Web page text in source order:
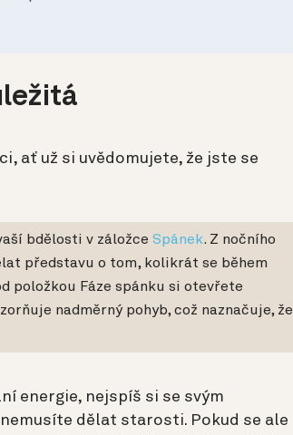
ať už si uvědomujete, že jste se
bdělosti v záložce Spánek. Z nočního
představu o tom, kolikrát se během
položkou Fáze spánku si otevřete
nadměrný pohyb, což naznačuje, že
energie, nejspíš si se svým
dělat starosti. Pokud se ale